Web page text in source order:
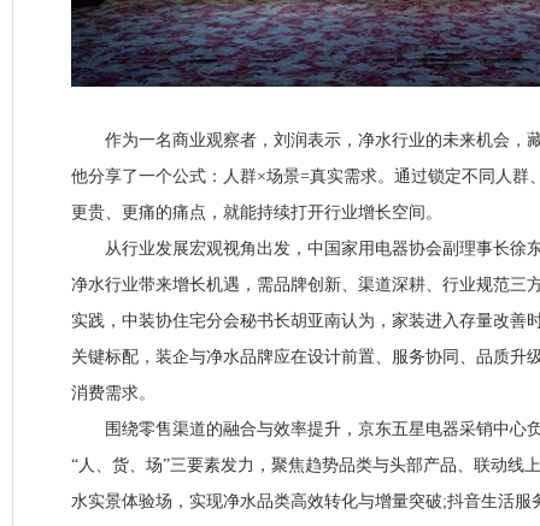
作为一名商业观察者，刘润表示，净水行业的未来机会，
他分享了一个公式：人群×场景=真实需求。通过锁定不同人群
更贵、更痛的痛点，就能持续打开行业增长空间。
从行业发展宏观视角出发，中国家用电器协会副理事长徐
净水行业带来增长机遇，需品牌创新、渠道深耕、行业规范三
实践，中装协住宅分会秘书长胡亚南认为，家装进入存量改善
关键标配，装企与净水品牌应在设计前置、服务协同、品质升
消费需求。
围绕零售渠道的融合与效率提升，京东五星电器采销中心
“人、货、场”三要素发力，聚焦趋势品类与头部产品、联动线
水实景体验场，实现净水品类高效转化与增量突破;抖音生活服